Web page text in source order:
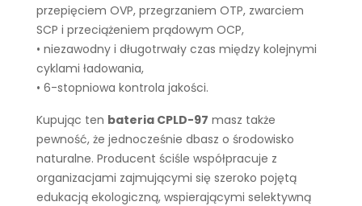
przepięciem OVP, przegrzaniem OTP, zwarciem
SCP i przeciążeniem prądowym OCP,
• niezawodny i długotrwały czas między kolejnymi
cyklami ładowania,
• 6-stopniowa kontrola jakości.
Kupując ten bateria CPLD-97 masz także
pewność, że jednocześnie dbasz o środowisko
naturalne. Producent ściśle współpracuje z
organizacjami zajmującymi się szeroko pojętą
edukacją ekologiczną, wspierającymi selektywną